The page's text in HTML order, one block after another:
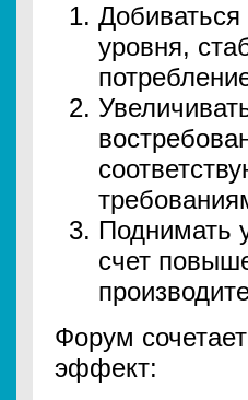
уровня,
Поднимать
счет
Форум
эффект: